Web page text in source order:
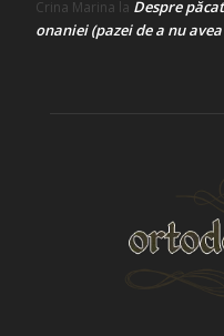
Crina Marina la Despre
onaniei (pazei de a nu